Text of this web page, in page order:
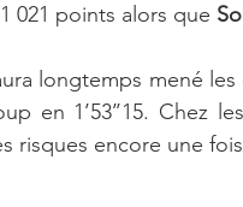
021 points alors que
longtemps mené les
risques encore une fois